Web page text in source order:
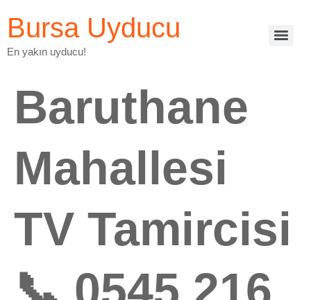
Bursa Uyducu
En yakın uyducu!
Baruthane
Mahallesi
TV Tamircisi